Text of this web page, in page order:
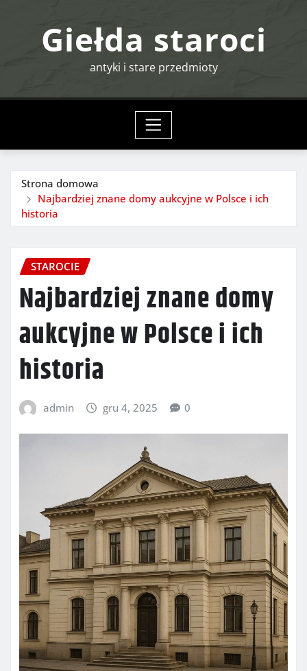
Giełda staroci
antyki i stare przedmioty
Strona domowa
Najbardziej znane domy aukcyjne w Polsce i ich
historia
STAROCIE
Najbardziej znane domy
aukcyjne w Polsce i ich
historia
admin gru 4, 2025 0